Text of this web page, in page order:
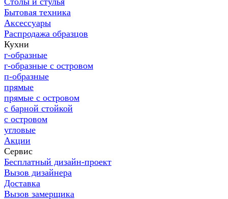
Бытовая техника
Аксессуары
Распродажа образцов
Кухни
г-образные
г-образные с островом
п-образные
прямые
прямые с островом
с барной стойкой
с островом
угловые
Акции
Сервис
Бесплатный дизайн-проект
Вызов дизайнера
Доставка
Вызов замерщика